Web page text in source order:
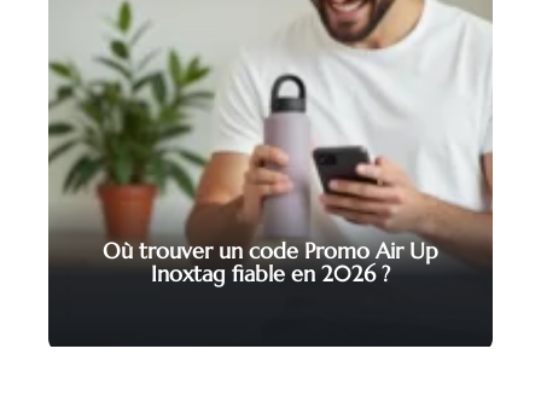
Où trouver un code Promo Air Up
Inoxtag fiable en 2026 ?